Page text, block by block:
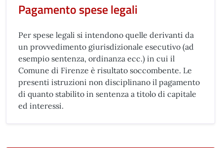
Pagamento spese legali
Per spese legali si intendono quelle derivanti da
un provvedimento giurisdizionale esecutivo (ad
esempio sentenza, ordinanza ecc.) in cui il
Comune di Firenze è risultato soccombente. Le
presenti istruzioni non disciplinano il pagamento
di quanto stabilito in sentenza a titolo di capitale
ed interessi.